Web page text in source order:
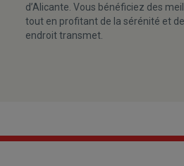
d’Alicante. Vous bénéficiez des
tout en profitant de la sérénité et
endroit transmet.